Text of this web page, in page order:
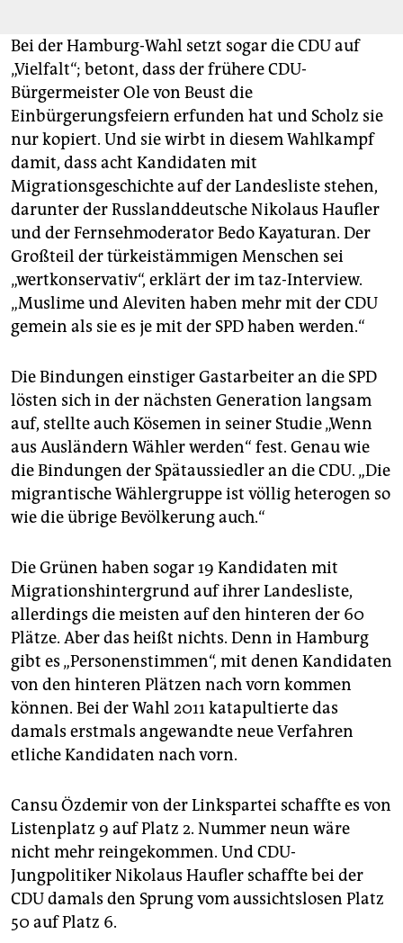
Bei der Hamburg-Wahl setzt sogar die CDU auf
„Vielfalt“; betont, dass der frühere CDU-
Bürgermeister Ole von Beust die
Einbürgerungsfeiern erfunden hat und Scholz sie
nur kopiert. Und sie wirbt in diesem Wahlkampf
damit, dass acht Kandidaten mit
Migrationsgeschichte auf der Landesliste stehen,
darunter der Russlanddeutsche Nikolaus Haufler
und der Fernsehmoderator Bedo Kayaturan. Der
Großteil der türkeistämmigen Menschen sei
„wertkonservativ“, erklärt der im taz-Interview.
„Muslime und Aleviten haben mehr mit der CDU
gemein als sie es je mit der SPD haben werden.“
Die Bindungen einstiger Gastarbeiter an die SPD
lösten sich in der nächsten Generation langsam
auf, stellte auch Kösemen in seiner Studie „Wenn
aus Ausländern Wähler werden“ fest. Genau wie
die Bindungen der Spätaussiedler an die CDU. „Die
migrantische Wählergruppe ist völlig heterogen so
wie die übrige Bevölkerung auch.“
Die Grünen haben sogar 19 Kandidaten mit
Migrationshintergrund auf ihrer Landesliste,
allerdings die meisten auf den hinteren der 60
Plätze. Aber das heißt nichts. Denn in Hamburg
gibt es „Personenstimmen“, mit denen Kandidaten
von den hinteren Plätzen nach vorn kommen
können. Bei der Wahl 2011 katapultierte das
damals erstmals angewandte neue Verfahren
etliche Kandidaten nach vorn.
Cansu Özdemir von der Linkspartei schaffte es von
Listenplatz 9 auf Platz 2. Nummer neun wäre
nicht mehr reingekommen. Und CDU-
Jungpolitiker Nikolaus Haufler schaffte bei der
CDU damals den Sprung vom aussichtslosen Platz
50 auf Platz 6.